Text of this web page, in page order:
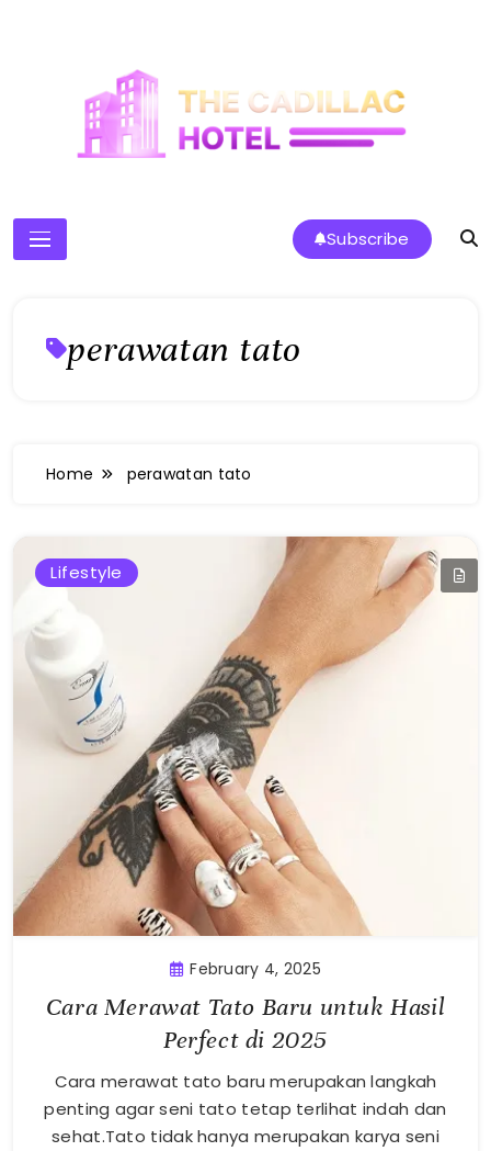
The Cadillac Hotel
Subscribe
perawatan tato
Home perawatan tato
Lifestyle
February 4, 2025
Cara Merawat Tato Baru untuk Hasil
Perfect di 2025
Cara merawat tato baru merupakan langkah
penting agar seni tato tetap terlihat indah dan
sehat.Tato tidak hanya merupakan karya seni